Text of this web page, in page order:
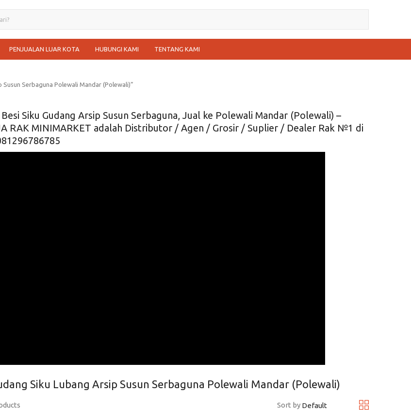
PENJUALAN LUAR KOTA HUBUNGI KAMI TENTANG KAMI
Serbaguna Polewali Mandar (Polewali)”
Besi Siku Gudang Arsip Susun Serbaguna, Jual ke Polewali Mandar (Polewali) –
RAK MINIMARKET adalah Distributor / Agen / Grosir / Suplier / Dealer Rak №1 di
Siku Lubang Arsip Susun Serbaguna Polewali Mandar (Polewali)
Sort by